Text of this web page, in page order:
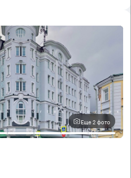
Еще 2 фото